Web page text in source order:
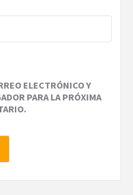
ELECTRÓNICO Y
PARA LA PRÓXIMA